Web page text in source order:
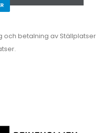
och betalning av Ställplatser